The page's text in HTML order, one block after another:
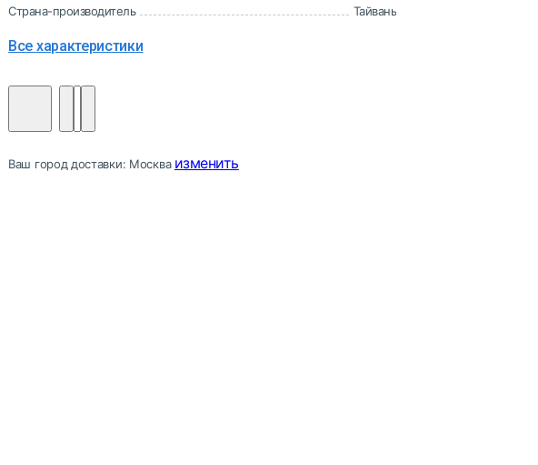
Страна-производитель
Тайвань
Все характеристики
Ваш город доставки: Москва изменить